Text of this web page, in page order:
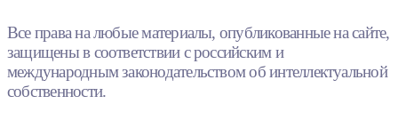
Все права на любые материалы, опубликованные на сайте,
защищены в соответствии с российским и
международным законодательством об интеллектуальной
собственности.